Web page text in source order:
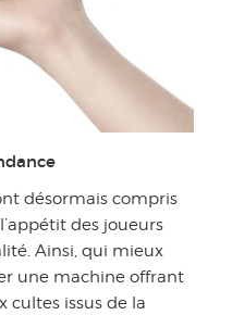
désormais compris
des joueurs
Ainsi, qui mieux
une machine offrant
cultes issus de la